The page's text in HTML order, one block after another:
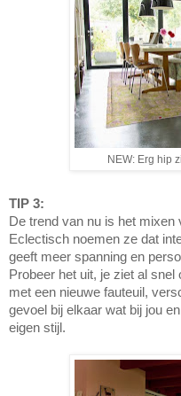
NEW: Erg hip
TIP 3:
De trend van nu is het mixen
Eclectisch noemen ze dat
geeft meer spanning en
Probeer het uit, je ziet al
met een nieuwe fauteuil,
gevoel bij elkaar wat bij jou
eigen stijl.